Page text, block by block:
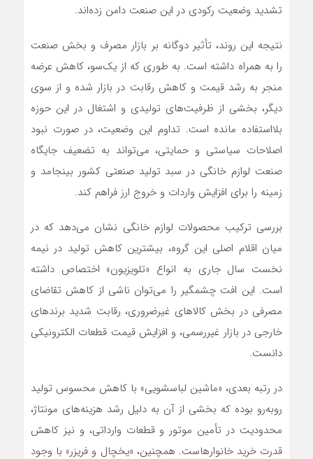
تشدید وضعیت رکودی در این صنعت دامن زده‌اند.
نتیجه این روند، تأثیر دوگانه بر بازار مصرف و بخش صنعت
را به همراه داشته است. به طوری که از یک‌سو، کاهش عرضه
منجر به رشد قیمت و کاهش رقابت در بازار شده و از سوی
دیگر، بخشی از ظرفیت‌های تولیدی و اشتغال در این حوزه
بلااستفاده مانده است. تداوم این وضعیت، در صورت نبود
اصلاحات سیاستی و حمایتی، می‌تواند به تضعیف جایگاه
صنعت لوازم خانگی در سبد تولید صنعتی کشور بینجامد و
زمینه را برای افزایش واردات و خروج ارز فراهم کند.
بررسی ترکیب محصولات لوازم خانگی نشان می‌دهد که در
میان اقلام اصلی این گروه، بیشترین کاهش تولید در نیمه
نخست سال جاری به انواع «تلویزیون» اختصاص داشته
است. این افت چشمگیر را می‌توان ناشی از کاهش تقاضای
مصرفی در بخش کالاهای غیرضروری، رقابت شدید برندهای
خارجی در بازار غیررسمی، و افزایش قیمت قطعات الکترونیکی
دانست.
در رتبه بعدی، «ماشین‌ لباسشویی» با کاهش محسوس تولید
روبه‌رو بوده که بخشی از آن به دلیل رشد هزینه‌های مونتاژ،
محدودیت در تأمین موتور و قطعات وارداتی، و نیز کاهش
قدرت خرید خانوارهاست. همچنین، «یخچال و فریزر» با وجود